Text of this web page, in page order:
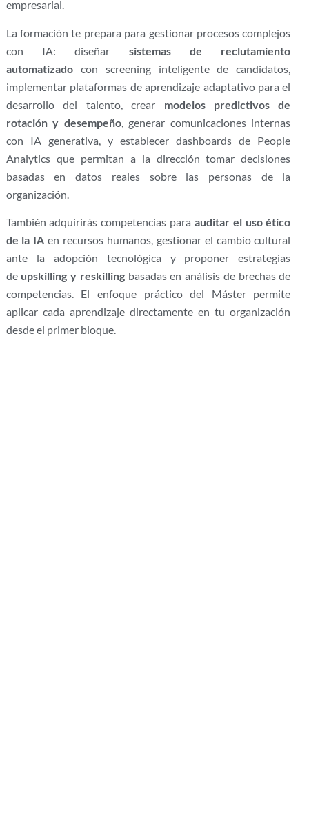
empresarial.
La formación te prepara para gestionar procesos complejos
con IA: diseñar sistemas de reclutamiento
automatizadocon screening inteligente de candidatos,
implementar plataformas de aprendizaje adaptativo para el
desarrollo del talento, crear modelos predictivos de
rotación y desempeño, generar comunicaciones internas
con IA generativa, y establecer dashboards de People
Analytics que permitan a la dirección tomar decisiones
basadas en datos reales sobre las personas de la
organización.
También adquirirás competencias para auditar el uso ético
de la IA en recursos humanos, gestionar el cambio cultural
ante la adopción tecnológica y proponer estrategias
de upskilling y reskillingbasadas en análisis de brechas de
competencias. El enfoque práctico del Máster permite
aplicar cada aprendizaje directamente en tu organización
desde el primer bloque.